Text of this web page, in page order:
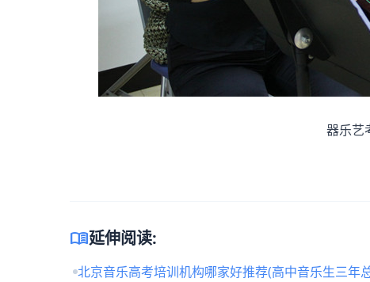
器乐艺考
menu_book延伸阅读:
北京音乐高考培训机构哪家好推荐(高中音乐生三年